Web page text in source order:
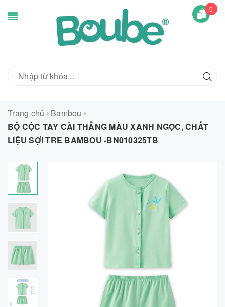
0
Trang chủ
Bambou
BỘ CỘC TAY CÀI THẲNG MÀU XANH NGỌC, CHẤT
LIỆU SỢI TRE BAMBOU -BN010325TB